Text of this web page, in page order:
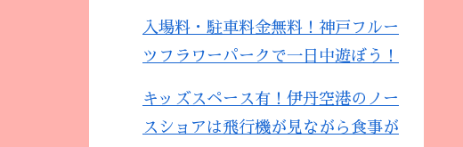
入場料・駐車料金無料！神戸フルー
ツフラワーパークで一日中遊ぼう！
キッズスペース有！伊丹空港のノー
スショアは飛行機が見ながら食事が